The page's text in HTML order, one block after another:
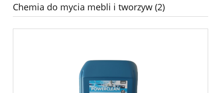
Chemia do mycia mebli i tworzyw (2)